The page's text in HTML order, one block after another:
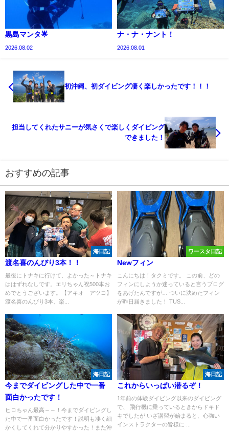
黒島マンタ🌟
2026.08.02
ナ・ナ・ナント！
2026.08.01
初沖縄、初ダイビング凄く楽しかったです！！！
担当してくれたサニーが気さくで楽しくダイビング
できました！
おすすめの記事
海日記
渡名喜のんびり3本！！
最後にトナキに行けて、よかった～トナキ
ははずれなしです。エリちゃん祝500本お
めでとうございます。【アキオ アツコ】
渡名喜のんびり3本、楽...
ワースタ日記
Newフィン
こんにちは！タクミです。 この前、どの
フィンにしようか迷っていると言うブログ
をあげたんですが… ついに決めたフィン
が昨日届きました！ TUS...
海日記
今までダイビングした中で一番
面白かったです！
ヒロちゃん最高～～！今までダイビングし
た中で一番面白かったです！説明も凄く細
かくしてくれて分かりやすかった！また沖
海日記
これからいっぱい潜るぞ！
1年前の体験ダイビング以来のダイビング
で、 飛行機に乗っているときからドキド
キでしたが いざ講習が始まると、心強い
インストラクターの皆様に ...